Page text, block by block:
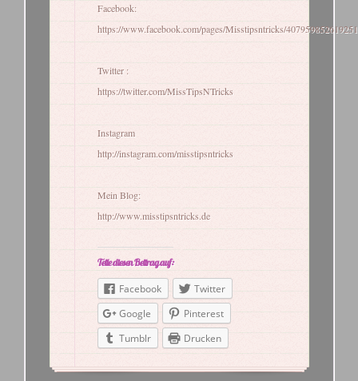
Facebook:
https://www.facebook.com/pages/Misstipsntricks/407959852619251
Twitter :
https://twitter.com/MissTipsNTricks
Instagram
http://instagram.com/misstipsntricks
Mein Blog:
http://www.misstipsntricks.de
Teile diesen Beitrag auf:
Facebook
Twitter
Google
Pinterest
Tumblr
Drucken